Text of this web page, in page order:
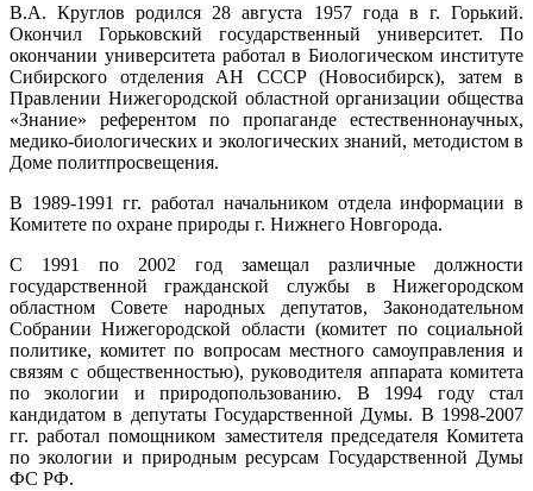
В.А. Круглов родился 28 августа 1957 года в г. Горький.
Окончил Горьковский государственный университет. По
окончании университета работал в Биологическом институте
Сибирского отделения АН СССР (Новосибирск), затем в
Правлении Нижегородской областной организации общества
«Знание» референтом по пропаганде естественнонаучных,
медико-биологических и экологических знаний, методистом в
Доме политпросвещения.
В 1989-1991 гг. работал начальником отдела информации в
Комитете по охране природы г. Нижнего Новгорода.
С 1991 по 2002 год замещал различные должности
государственной гражданской службы в Нижегородском
областном Совете народных депутатов, Законодательном
Собрании Нижегородской области (комитет по социальной
политике, комитет по вопросам местного самоуправления и
связям с общественностью), руководителя аппарата комитета
по экологии и природопользованию. В 1994 году стал
кандидатом в депутаты Государственной Думы. В 1998-2007
гг. работал помощником заместителя председателя Комитета
по экологии и природным ресурсам Государственной Думы
ФС РФ.